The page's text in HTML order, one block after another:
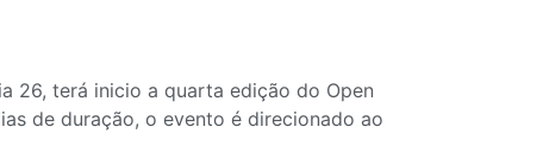
26, terá inicio a quarta edição do Open
de duração, o evento é direcionado ao